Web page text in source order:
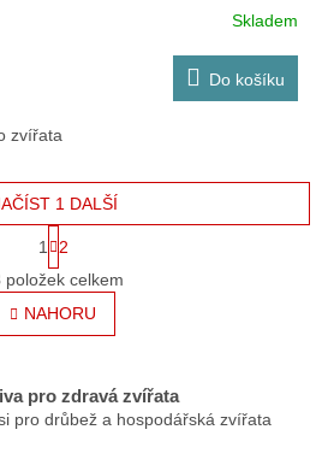
Skladem
Do košíku
zvířata
O
v
l
á
c
í
1 DALŠÍ
t
r
á
n
k
á
n
1
2
položek celkem
NAHORU
pro zdravá zvířata
pro drůbež a hospodářská zvířata